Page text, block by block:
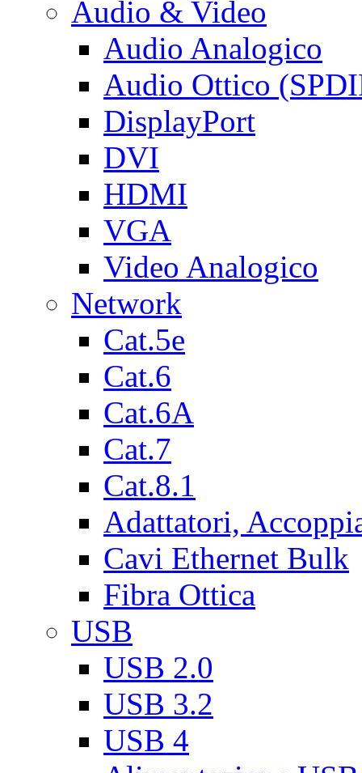
Audio & Video
Audio Analogico
Audio Ottico
DisplayPort
DVI
HDMI
VGA
Video Analogico
Network
Cat.5e
Cat.6
Cat.6A
Cat.7
Cat.8.1
Adattatori,
Cavi Ethernet Bulk
Fibra Ottica
USB
USB 2.0
USB 3.2
USB 4